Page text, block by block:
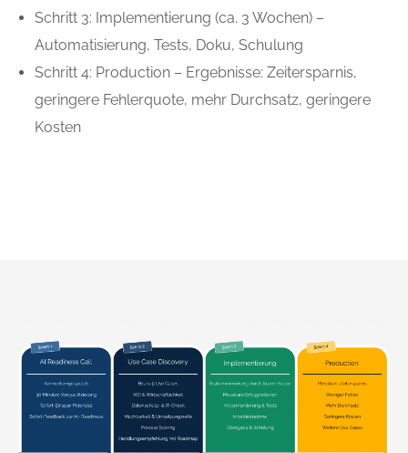
Schritt 3: Implementierung (ca. 3 Wochen) –
Automatisierung, Tests, Doku, Schulung
Schritt 4: Production – Ergebnisse: Zeitersparnis,
geringere Fehlerquote, mehr Durchsatz, geringere
Kosten